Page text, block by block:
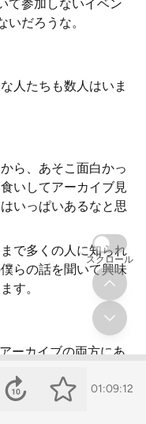
て参加しないイベン
いだろうな。
人たちも数人はいま
ら、あそこ面白かっ
いしてアーカイブ見
いっぱいあるなと思
で多くの人に知られ
らの話を聞いて興味
す。
ーカイブの両方にあ
01:09:12
スクロール